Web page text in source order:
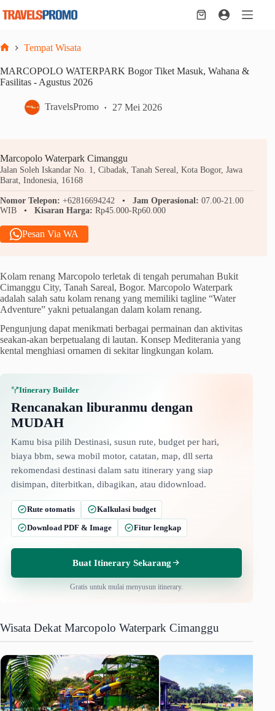
Shopping
Tempat Wisata
MARCOPOLO WATERPARK Bogor Tiket Masuk, Wahana &
Fasilitas - Agustus 2026
TravelsPromo 27 Mei 2026
Marcopolo Waterpark Cimanggu
Jalan Soleh Iskandar No. 1, Cibadak, Tanah Sereal, Kota Bogor, Jawa
Barat, Indonesia, 16168
Nomor Telepon: +62816694242 Jam Operasional: 07.00-21.00
WIB
Kisaran Harga: Rp45.000-Rp60.000
Pesan Via WA
Kolam renang Marcopolo terletak di tengah perumahan Bukit
Cimanggu City, Tanah Sareal, Bogor. Marcopolo Waterpark
adalah salah satu kolam renang yang memiliki tagline “Water
Adventure” yakni petualangan dalam kolam renang.
Pengunjung dapat menikmati berbagai permainan dan aktivitas
seakan-akan berpetualang di lautan. Konsep Mediterania yang
kental menghiasi ornamen di sekitar lingkungan kolam.
Itinerary Builder
Rencanakan liburanmu dengan
MUDAH
Kamu bisa pilih Destinasi, susun rute, budget per hari,
biaya bbm, sewa mobil motor, catatan, map, dll serta
rekomendasi destinasi dalam satu itinerary yang siap
disimpan, diterbitkan, dibagikan, atau didownload.
Rute otomatis
Kalkulasi budget
Download PDF & Image
Fitur lengkap
Buat Itinerary Sekarang
Gratis untuk mulai menyusun itinerary.
Wisata Dekat Marcopolo Waterpark Cimanggu